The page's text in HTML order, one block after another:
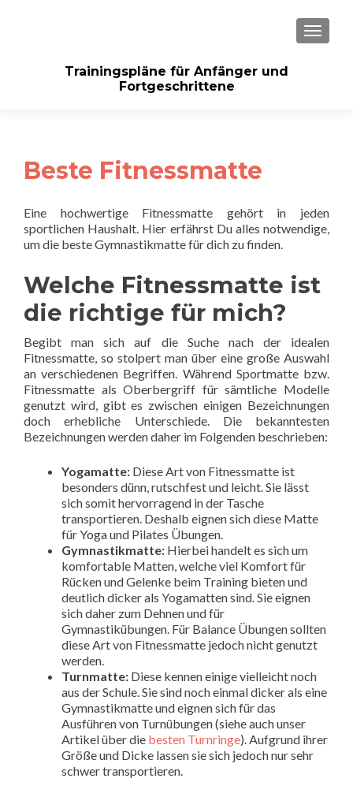
Trainingspläne für Anfänger und
Fortgeschrittene
Beste Fitnessmatte
Eine hochwertige Fitnessmatte gehört in jeden
sportlichen Haushalt. Hier erfährst Du alles notwendige,
um die beste Gymnastikmatte für dich zu finden.
Welche Fitnessmatte ist
die richtige für mich?
Begibt man sich auf die Suche nach der idealen
Fitnessmatte, so stolpert man über eine große Auswahl
an verschiedenen Begriffen. Während Sportmatte bzw.
Fitnessmatte als Oberbergriff für sämtliche Modelle
genutzt wird, gibt es zwischen einigen Bezeichnungen
doch erhebliche Unterschiede. Die bekanntesten
Bezeichnungen werden daher im Folgenden beschrieben:
Yogamatte: Diese Art von Fitnessmatte ist
besonders dünn, rutschfest und leicht. Sie lässt
sich somit hervorragend in der Tasche
transportieren. Deshalb eignen sich diese Matte
für Yoga und Pilates Übungen.
Gymnastikmatte: Hierbei handelt es sich um
komfortable Matten, welche viel Komfort für
Rücken und Gelenke beim Training bieten und
deutlich dicker als Yogamatten sind. Sie eignen
sich daher zum Dehnen und für
Gymnastikübungen. Für Balance Übungen sollten
diese Art von Fitnessmatte jedoch nicht genutzt
werden.
Turnmatte: Diese kennen einige vielleicht noch
aus der Schule. Sie sind noch einmal dicker als eine
Gymnastikmatte und eignen sich für das
Ausführen von Turnübungen (siehe auch unser
Artikel über die besten Turnringe). Aufgrund ihrer
Größe und Dicke lassen sie sich jedoch nur sehr
schwer transportieren.